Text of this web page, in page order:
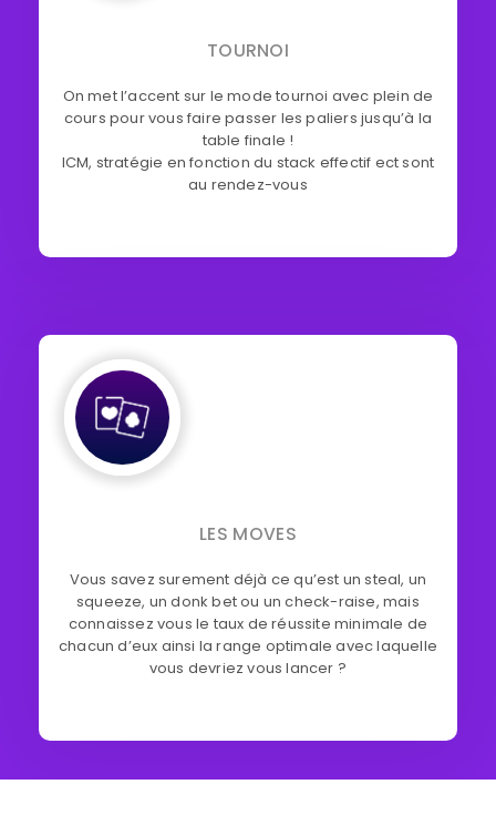
TOURNOI
On met l’accent sur le mode tournoi avec plein de
cours pour vous faire passer les paliers jusqu’à la
table finale !
ICM, stratégie en fonction du stack effectif ect sont
au rendez-vous
LES MOVES
Vous savez surement déjà ce qu’est un steal, un
squeeze, un donk bet ou un check-raise, mais
connaissez vous le taux de réussite minimale de
chacun d’eux ainsi la range optimale avec laquelle
vous devriez vous lancer ?